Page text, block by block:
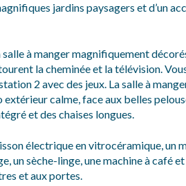
jardins paysagers et d’un
à manger magnifiquement
la cheminée et la télévision.
2 avec des jeux. La salle à
calme, face aux belles
et des chaises longues.
électrique en vitrocéramique, un
un sèche-linge, une machine à café et
et aux portes.